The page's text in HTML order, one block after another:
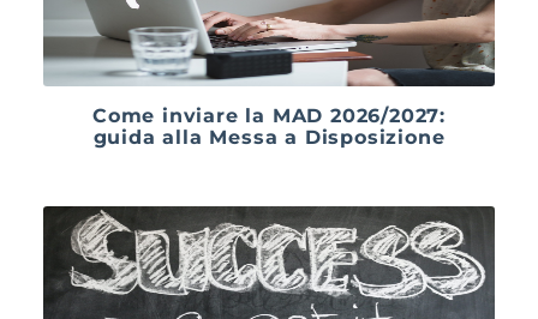
Come inviare la MAD 2026/2027:
guida alla Messa a Disposizione